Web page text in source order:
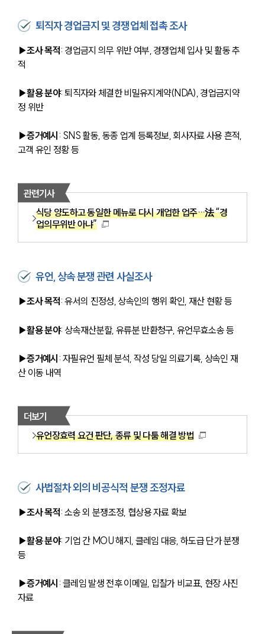
퇴직자 경업금지 및 경쟁업체 접촉 조사
▶조사 목적: 경업금지 의무 위반 여부, 경쟁업체 입사 및 활동 추
적
▶활용 분야: 퇴직자와 체결한 비밀유지계약(NDA), 경업금지약
정 위반
▶증거예시 : SNS 활동, 동종 업계 등록정보, 회사자료 사용 흔적,
고객 유인 정황 등
관련기사
식당 양도하고 동일한 메뉴로 다시 개업한 업주…法 “경
업의무위반 아냐”
유언, 상속 분쟁 관련 사실조사
▶조사 목적: 유서의 진정성, 상속인의 행위 확인, 재산 현황 등
▶활용 분야: 상속재산분할, 유류분 반환청구, 유언무효소송 등
▶증거예시 : 자필유언 필체 분석, 작성 당일 의료기록, 상속인 재
산 이동 내역
더보기
유언장효력 요건 판단, 종류 및 다툼 해결 방법
사법절차 외의 비공식적 분쟁 조정자료
▶조사 목적: 소송 외 분쟁조정, 협상용 자료 확보
▶활용 분야: 기업 간 MOU 해지, 클레임 대응, 하도급 단가 분쟁
등
▶증거예시 : 클레임 발생 전후 이메일, 입찰가 비교표, 현장 사진
자료